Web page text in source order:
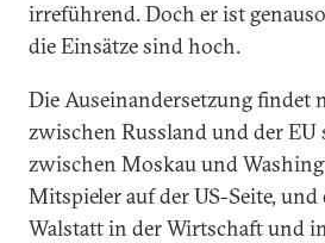
irreführend. Doch er ist
die Einsätze sind hoch.
Die Auseinandersetzung findet
zwischen Russland und der EU
zwischen Moskau und
Mitspieler auf der US-Seite,
Walstatt in der Wirtschaft und